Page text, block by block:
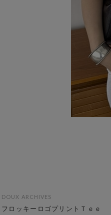
DOUX ARCHIVES
フロッキーロゴプリントＴｅｅ